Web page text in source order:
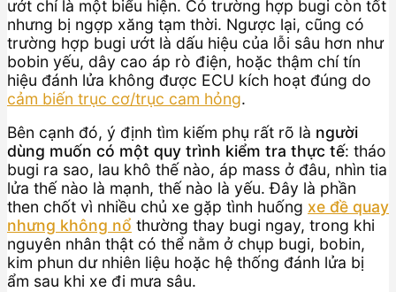
ướt chỉ là một biểu hiện. Có trường hợp bugi còn tốt
nhưng bị ngợp xăng tạm thời. Ngược lại, cũng có
trường hợp bugi ướt là dấu hiệu của lỗi sâu hơn như
bobin yếu, dây cao áp rò điện, hoặc thậm chí tín
hiệu đánh lửa không được ECU kích hoạt đúng do
cảm biến trục cơ/trục cam hỏng.
Bên cạnh đó, ý định tìm kiếm phụ rất rõ là người
dùng muốn có một quy trình kiểm tra thực tế: tháo
bugi ra sao, lau khô thế nào, áp mass ở đâu, nhìn tia
lửa thế nào là mạnh, thế nào là yếu. Đây là phần
then chốt vì nhiều chủ xe gặp tình huống xe đề quay
nhưng không nổ thường thay bugi ngay, trong khi
nguyên nhân thật có thể nằm ở chụp bugi, bobin,
kim phun dư nhiên liệu hoặc hệ thống đánh lửa bị
ẩm sau khi xe đi mưa sâu.